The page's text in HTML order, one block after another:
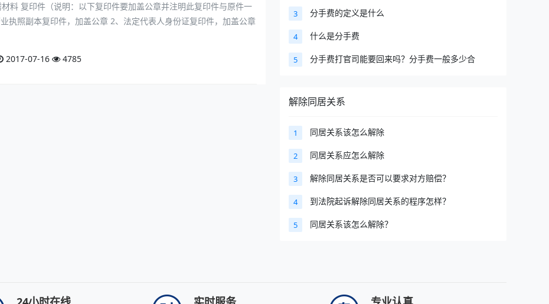
料 复印件（说明：以下复印件要加盖公章并注明此复印件与原件一
执照副本复印件，加盖公章 2、法定代表人身份证复印件，加盖公章
2017-07-16 4785
3 分手费的定义是什么
4 什么是分手费
5 分手费打官司能要回来吗？分手费一般多少合
解除同居关系
1 同居关系该怎么解除
2 同居关系应怎么解除
3 解除同居关系是否可以要求对方赔偿？
4 到法院起诉解除同居关系的程序怎样？
5 同居关系该怎么解除？